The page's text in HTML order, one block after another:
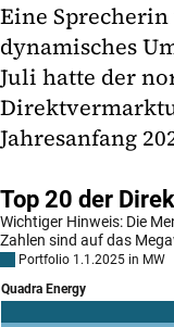
Eine
dynamisches
Juli hatte der
Jahresanfang